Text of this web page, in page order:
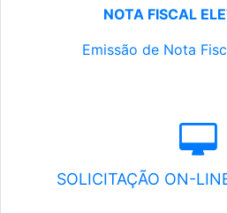
NOTA FISCAL
Emissão de Nota
SOLICITAÇÃO ON-